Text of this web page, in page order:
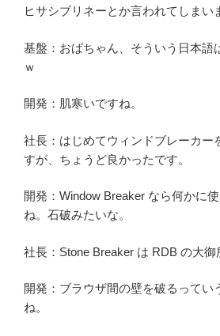
ヒサシブリネーとか言われてしまい
基盤：おばちゃん、そういう日本語
ｗ
開発：肌寒いですね。
社長：はじめてウィンドブレーカー
すが、ちょうど良かったです。
開発：Window Breaker なら何かに
ね。石破みたいな。
社長：Stone Breaker は RDB の大御
開発：ブラウザ間の壁を破るってい
ね。